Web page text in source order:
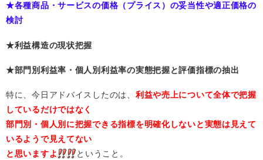
★各種商品・サービスの価格（プライス）の妥当性や適正価格の
検討
★利益構造の現状把握
★部門別利益率・個人別利益率の実態把握と評価指標の抽出
特に、今日アドバイスしたのは、 利益や売上について全体で把握
しているだけではなく
部門別・個人別に把握できる指標を明確化しないと実態は見えて
いるようで見えてない
と思いますよ
ということ。